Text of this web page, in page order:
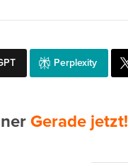
Perplexity
Gerade jetzt!